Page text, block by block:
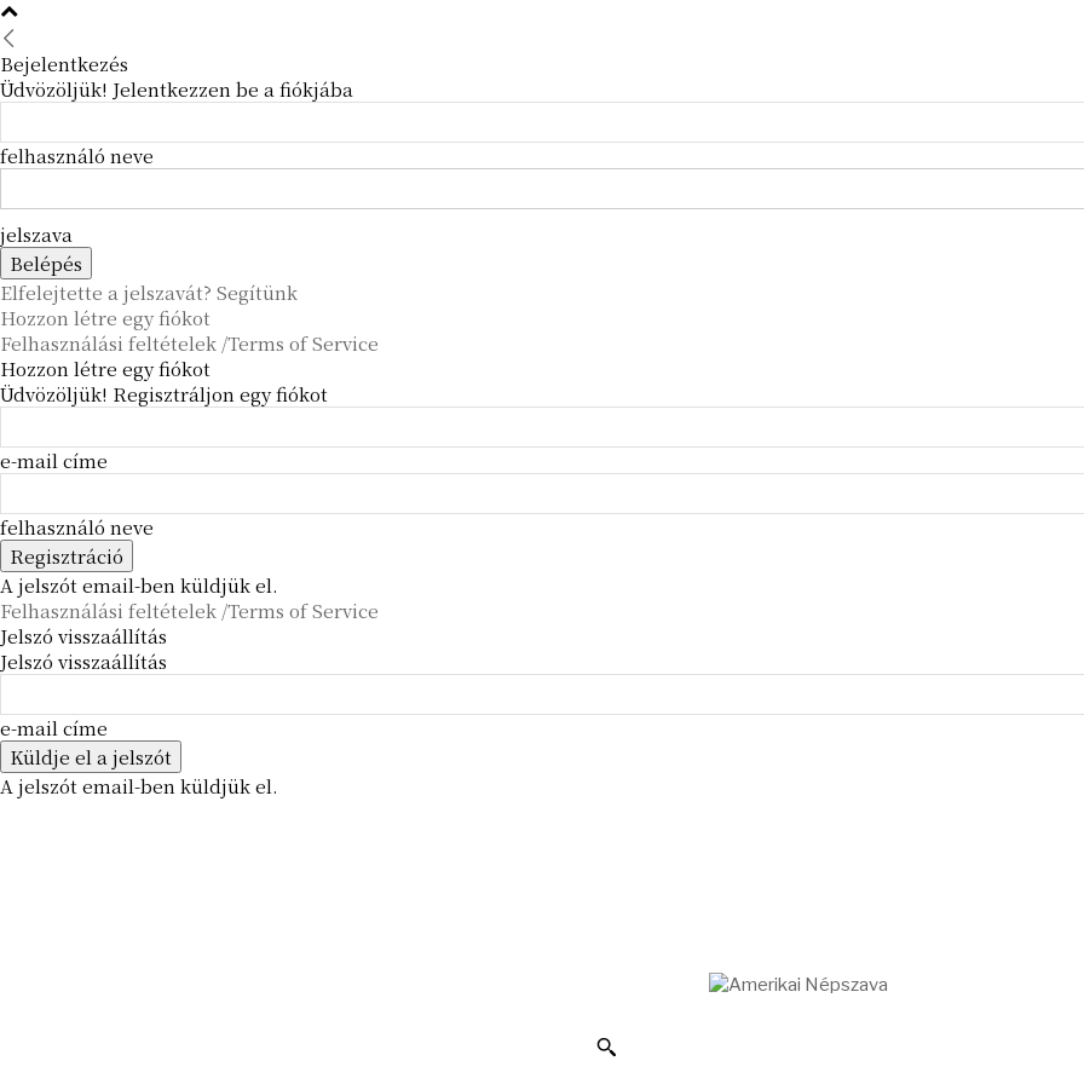
Bejelentkezés
Üdvözöljük! Jelentkezzen be a fiókjába
felhasználó neve
jelszava
Elfelejtette a jelszavát? Segítünk
Hozzon létre egy fiókot
Felhasználási feltételek /Terms of Service
Hozzon létre egy fiókot
Üdvözöljük! Regisztráljon egy fiókot
e-mail címe
felhasználó neve
A jelszót email-ben küldjük el.
Felhasználási feltételek /Terms of Service
Jelszó visszaállítás
Jelszó visszaállítás
e-mail címe
A jelszót email-ben küldjük el.